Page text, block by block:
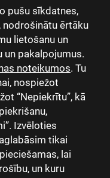
pušu sīkdatnes,
nodrošinātu ērtāku
lietošanu un
un pakalpojumus.
noteikumos. Tu
nospiežot
“Nepiekrītu”, kā
Izvēloties
tikai
lai
un kuru